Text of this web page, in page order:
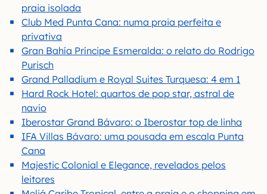
praia isolada
Club Med Punta Cana: numa praia perfeita e
privativa
Gran Bahía Príncipe Esmeralda: o relato do Rodrigo
Purisch
Grand Palladium e Royal Suites Turquesa: 4 em 1
Hard Rock Hotel: quartos de pop star, astral de
navio
Iberostar Grand Bávaro: o Iberostar top de linha
IFA Villas Bávaro: uma pousada em escala Punta
Cana
Majestic Colonial e Elegance, revelados pelos
leitores